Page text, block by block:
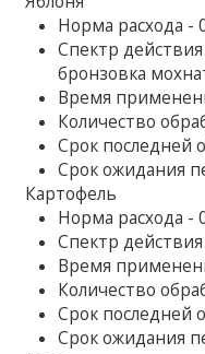
Норма расхода -
Спектр
бронзовка
Время
Количество
Срок последней
Срок ожидания
Картофель
Норма расхода -
Спектр
Время
Количество
Срок последней
Срок ожидания